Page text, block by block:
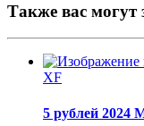
Также вас могут
XF
5 рублей